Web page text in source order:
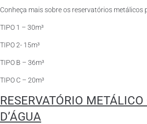
Conheça mais sobre os reservatórios metálicos
TIPO 1 – 30m³
TIPO 2- 15m³
TIPO B – 36m³
TIPO C – 20m³
RESERVATÓRIO
D’ÁGUA